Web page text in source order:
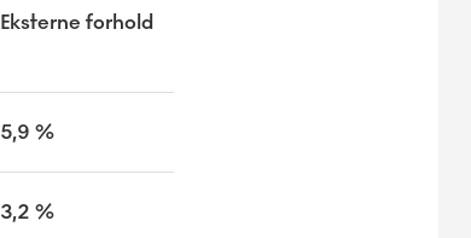
Eksterne forhold
5,9 %
3,2 %